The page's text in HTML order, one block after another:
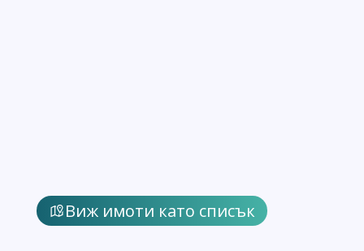
Виж имоти като списък